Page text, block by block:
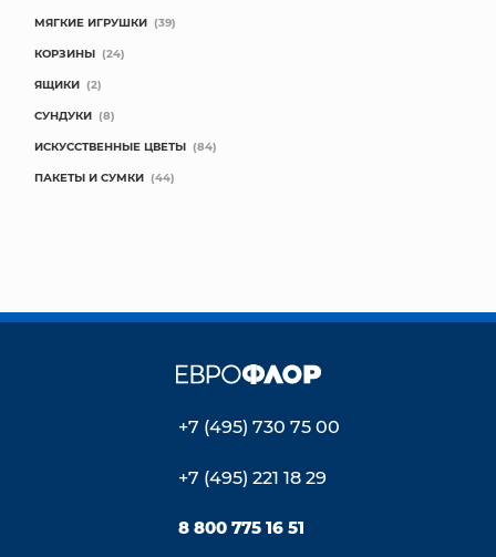
МЯГКИЕ ИГРУШКИ (39)
КОРЗИНЫ (24)
ЯЩИКИ (2)
СУНДУКИ (8)
ИСКУССТВЕННЫЕ ЦВЕТЫ (84)
ПАКЕТЫ И СУМКИ (44)
+7 (495) 730 75 00
+7 (495) 221 18 29
8 800 775 16 51